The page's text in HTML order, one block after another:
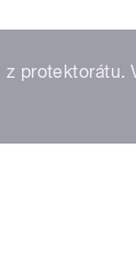
protektorátu.